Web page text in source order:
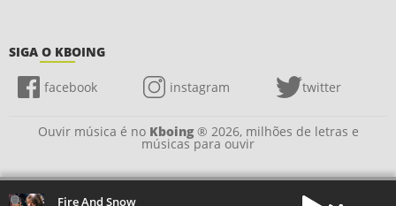
SIGA O KBOING
facebook instagram twitter
Ouvir música é no Kboing® 2026, milhões de letras e
músicas para ouvir
Fire And Snow